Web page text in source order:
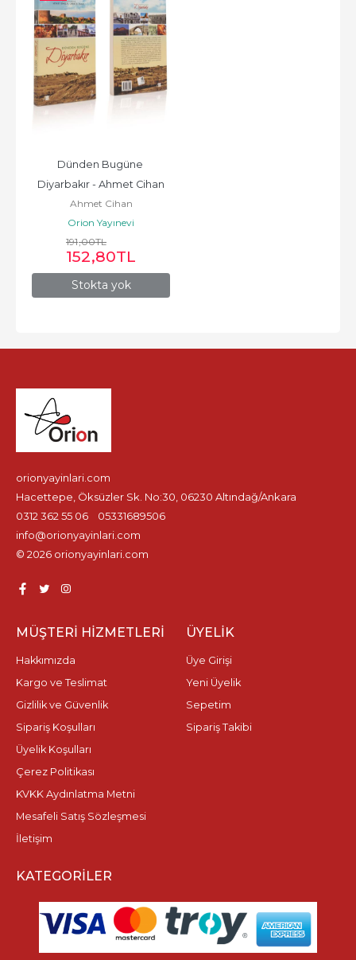
Stokta yok
Dünden Bugüne
Diyarbakır - Ahmet Cihan
Ahmet Cihan
Orion Yayınevi
191,00TL
152,80TL
orionyayinlari.com
Hacettepe, Öksüzler Sk. No:30, 06230 Altındağ/Ankara
0312 362 55 06
05331689506
info@orionyayinlari.com
© 2026 orionyayinlari.com
MÜŞTERI HIZMETLERI
Hakkımızda
Kargo ve Teslimat
Gizlilik ve Güvenlik
Sipariş Koşulları
Üyelik Koşulları
Çerez Politikası
KVKK Aydınlatma Metni
Mesafeli Satış Sözleşmesi
İletişim
ÜYELIK
Üye Girişi
Yeni Üyelik
Sepetim
Sipariş Takibi
KATEGORILER